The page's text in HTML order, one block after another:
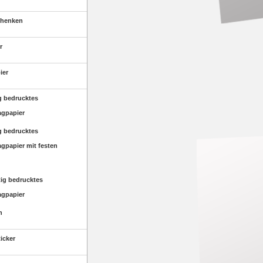
bedrucktes
bedrucktes
mit festen
bedrucktes